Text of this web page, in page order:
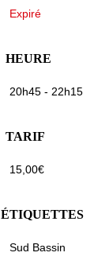
Expiré
HEURE
20h45 - 22h15
TARIF
15,00€
ÉTIQUETTES
Sud Bassin